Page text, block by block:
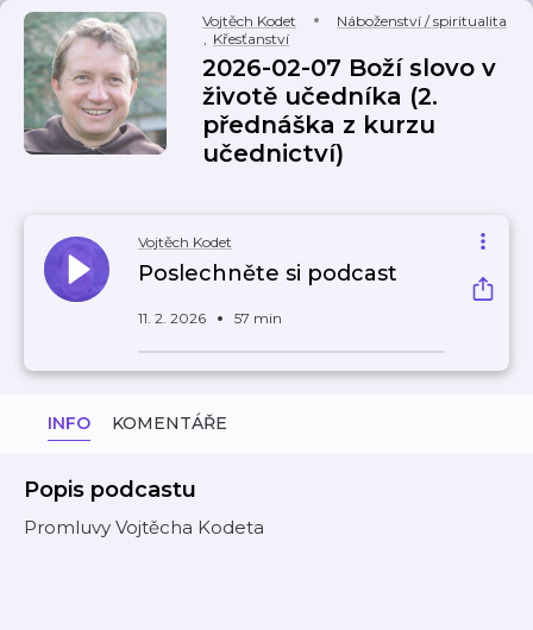
Vojtěch Kodet
Náboženství / spiritualita
, Křesťanství
2026-02-07 Boží slovo v
životě učedníka (2.
přednáška z kurzu
učednictví)
Vojtěch Kodet
Poslechněte si podcast
11. 2. 2026 57 min
INFO KOMENTÁŘE
Popis podcastu
Promluvy Vojtěcha Kodeta